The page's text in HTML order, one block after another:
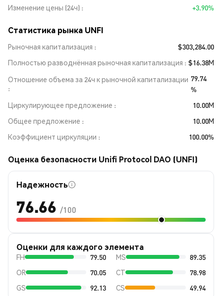
Изменение цены (24ч)
+3.90%
Статистика рынка UNFI
Рыночная капитализация
$303,284.00
Полностью разводнённая рыночная капитализация
$16.38M
Отношение объема за 24ч к рыночной капитализации 79.74
%
Циркулирующее предложение
10.00M
Общее предложение
10.00M
Коэффициент циркуляции
100.00%
Оценка безопасности Unifi Protocol DAO (UNFI)
Надежность
76.66 /100
Оценки для каждого элемента
FH 79.50 MS
89.35
OR
70.05 CT
78.98
GS
92.13 CS 49.94